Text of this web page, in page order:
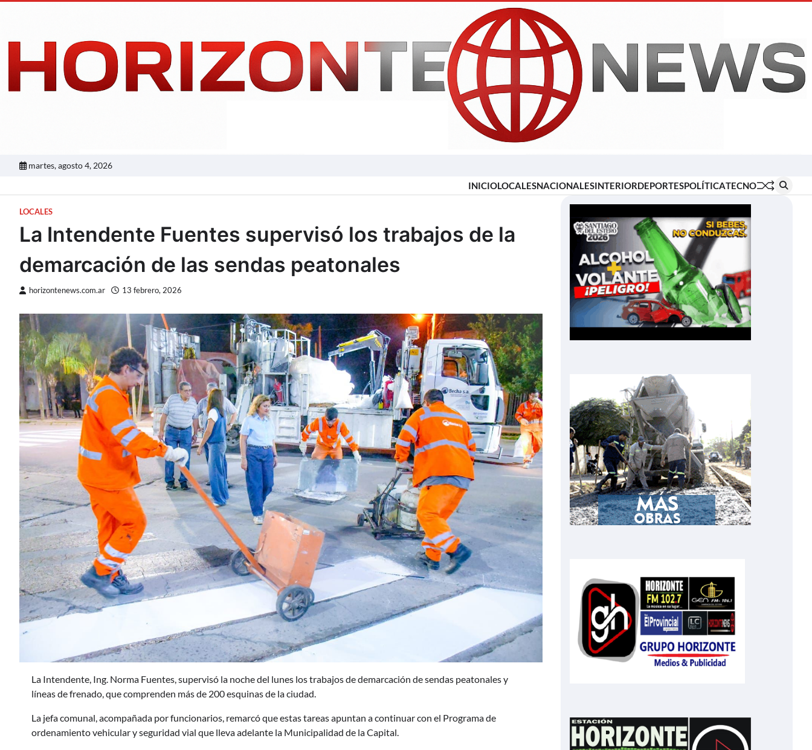
martes, agosto 4, 2026
INICIOLOCALESNACIONALESINTERIORDEPORTESPOLÍTICATECNO
LOCALES
La Intendente Fuentes supervisó los trabajos de la
demarcación de las sendas peatonales
horizontenews.com.ar 13 febrero, 2026
La Intendente, Ing. Norma Fuentes, supervisó la noche del lunes los trabajos de demarcación de sendas peatonales y
líneas de frenado, que comprenden más de 200 esquinas de la ciudad.
La jefa comunal, acompañada por funcionarios, remarcó que estas tareas apuntan a continuar con el Programa de
ordenamiento vehicular y seguridad vial que lleva adelante la Municipalidad de la Capital.